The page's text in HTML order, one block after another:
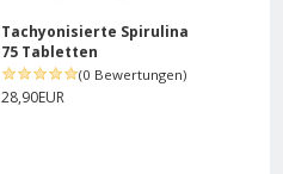
Tachyonisierte Spirulina
75 Tabletten
(0 Bewertungen)
28,90EUR